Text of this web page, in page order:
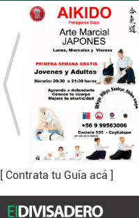
[ Contrata tu Guía acá ]